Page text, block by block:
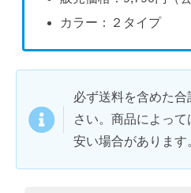
カラー：２タイプ
必ず送料を含めた
さい。商品によっ
安い場合があります